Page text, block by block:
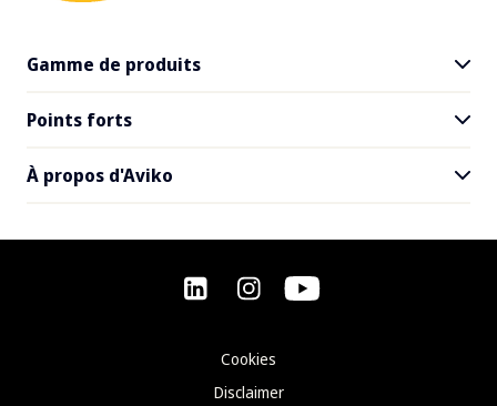
Gamme de produits
Tous les produits
SuperCrunch
Points forts
Inspiration pour les restaurants
À propos d'Aviko
Contact
Questions fréquemment posées
Cookies
Disclaimer